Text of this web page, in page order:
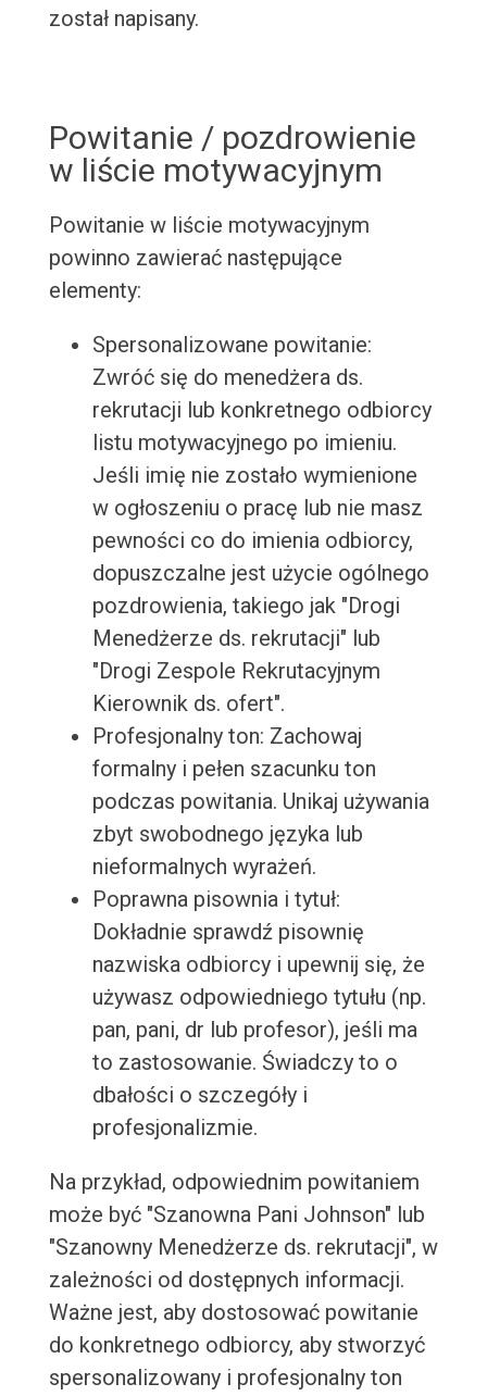
został napisany.
Powitanie / pozdrowienie
w liście motywacyjnym
Powitanie w liście motywacyjnym
powinno zawierać następujące
elementy:
Spersonalizowane powitanie:
Zwróć się do menedżera ds.
rekrutacji lub konkretnego odbiorcy
listu motywacyjnego po imieniu.
Jeśli imię nie zostało wymienione
w ogłoszeniu o pracę lub nie masz
pewności co do imienia odbiorcy,
dopuszczalne jest użycie ogólnego
pozdrowienia, takiego jak "Drogi
Menedżerze ds. rekrutacji" lub
"Drogi Zespole Rekrutacyjnym
Kierownik ds. ofert".
Profesjonalny ton: Zachowaj
formalny i pełen szacunku ton
podczas powitania. Unikaj używania
zbyt swobodnego języka lub
nieformalnych wyrażeń.
Poprawna pisownia i tytuł:
Dokładnie sprawdź pisownię
nazwiska odbiorcy i upewnij się, że
używasz odpowiedniego tytułu (np.
pan, pani, dr lub profesor), jeśli ma
to zastosowanie. Świadczy to o
dbałości o szczegóły i
profesjonalizmie.
Na przykład, odpowiednim powitaniem
może być "Szanowna Pani Johnson" lub
"Szanowny Menedżerze ds. rekrutacji", w
zależności od dostępnych informacji.
Ważne jest, aby dostosować powitanie
do konkretnego odbiorcy, aby stworzyć
spersonalizowany i profesjonalny ton